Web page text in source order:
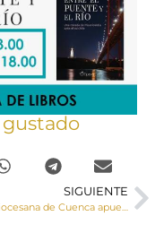
SIGUIENTE
Cáritas Diocesana de Cuenca apuesta por Red de Calor de Cuenca sumándose a la transición energética